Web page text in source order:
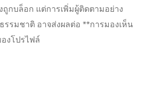
ถูกบล็อก แต่การเพิ่มผู้ติดตามอย่าง
รรมชาติ อาจส่งผลต่อ **การมองเห็น
งโปรไฟล์